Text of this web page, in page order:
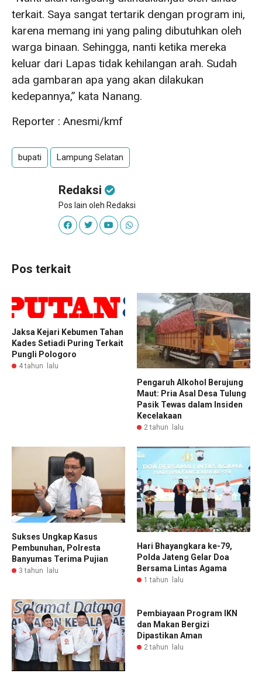
terkait. Saya sangat tertarik dengan program ini,
karena memang ini yang paling dibutuhkan oleh
warga binaan. Sehingga, nanti ketika mereka
keluar dari Lapas tidak kehilangan arah. Sudah
ada gambaran apa yang akan dilakukan
kedepannya,” kata Nanang.
Reporter : Anesmi/kmf
bupati Lampung Selatan
Redaksi
Pos lain oleh Redaksi
Pos terkait
Jaksa Kejari Kebumen Tahan
Kades Setiadi Puring Terkait
Pungli Pologoro
4 tahun lalu
Pengaruh Alkohol Berujung
Maut: Pria Asal Desa Tulung
Pasik Tewas dalam Insiden
Kecelakaan
2 tahun lalu
Sukses Ungkap Kasus
Pembunuhan, Polresta
Banyumas Terima Pujian
3 tahun lalu
Hari Bhayangkara ke-79,
Polda Jateng Gelar Doa
Bersama Lintas Agama
1 tahun lalu
Pembiayaan Program IKN
dan Makan Bergizi
Dipastikan Aman
2 tahun lalu